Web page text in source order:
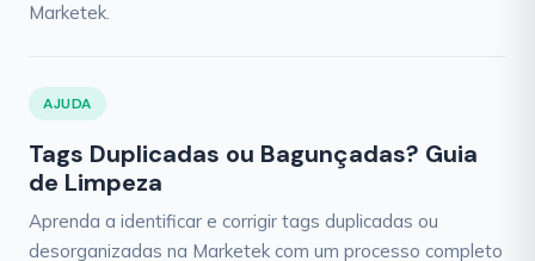
Marketek.
AJUDA
Tags Duplicadas ou Bagunçadas? Guia
de Limpeza
Aprenda a identificar e corrigir tags duplicadas ou
desorganizadas na Marketek com um processo completo